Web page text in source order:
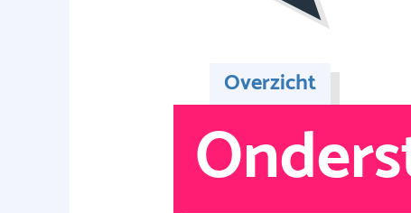
Overzicht